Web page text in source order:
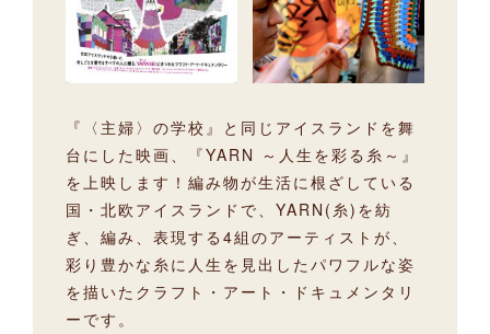
『〈主婦〉の学校』と同じアイスランドを舞
台にした映画、『YARN ～人生を彩る糸～』
を上映します！編み物が生活に根ざしている
国・北欧アイスランドで、YARN(糸)を紡
ぎ、編み、表現する4組のアーティストが、
彩り豊かな糸に人生を見出したパワフルな姿
を描いたクラフト・アート・ドキュメンタリ
ーです。